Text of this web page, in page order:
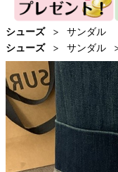
シューズ
サンダル
シューズ
サンダル